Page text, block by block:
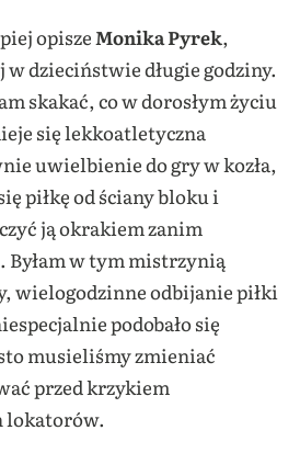
opiszeMonika Pyrek,
w dzieciństwie długie godziny.
skakać, co w dorosłym życiu
się lekkoatletyczna
uwielbienie do gry w kozła,
piłkę od ściany bloku i
ją okrakiem zanim
Byłam w tym mistrzynią
wielogodzinne odbijanie piłki
podobało się
musieliśmy zmieniać
przed krzykiem
lokatorów.